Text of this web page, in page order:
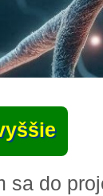
sa do